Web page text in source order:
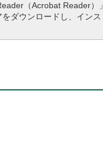
（Acrobat Reader）
ダウンロードし、インス